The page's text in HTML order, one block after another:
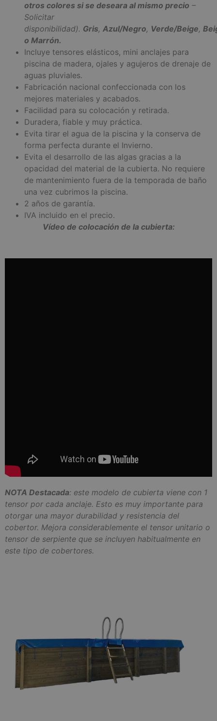
otros colores si se deseara al mismo precio –
Solicitar
disponibilidad). Gris, Azul/Negro, Verde/Beige,
o Marrón.
Incluye tensores elásticos, mini anclajes para
piscina de madera, ojales y agujeros de drenaje de
aguas pluviales.
Fabricación nacional confeccionada con los
mejores materiales y acabados.
Facilidad para su colocación y retirada.
Duradera, fiable y muy práctica.
Evita tirar el agua de la piscina y la conserva de
forma perfecta durante el Invierno.
Evita el desarrollo de las algas gracias a la
opacidad del material de la cubierta. No requiere
de mantenimiento fuera de la temporada de baño
una vez cubrimos la piscina.
2 años de garantía.
IVA incluido en el precio.
Vídeo de colocación de la cubierta:
NOTA Destacada: este modelo de cubierta viene con 1
tensor por cada anclaje. Esto es muy importante para
otorgar una mayor durabilidad y resistencia del
cobertor. Mejora considerablemente el tensor unitario o
tensor de serpiente que se incluyen habitualmente en
este tipo de cobertores.